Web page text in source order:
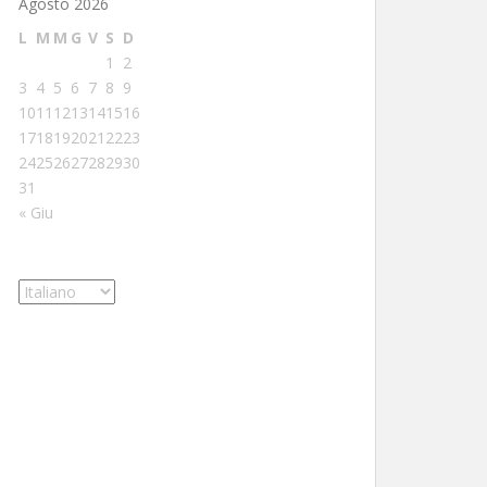
L M M G V S D
1
2
3 4 5 6 7 8 9
1011 1213141516
1718192021 2223
24252627282930
31
« Giu
Scegli